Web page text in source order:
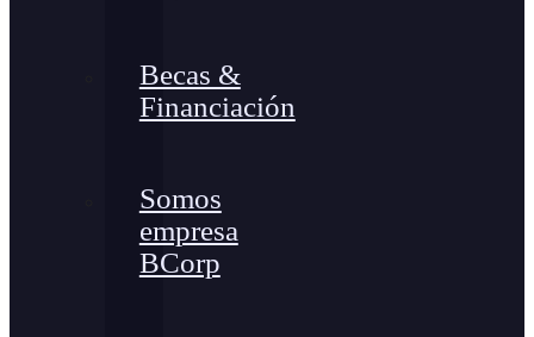
Becas &
Financiación
Somos
empresa
BCorp